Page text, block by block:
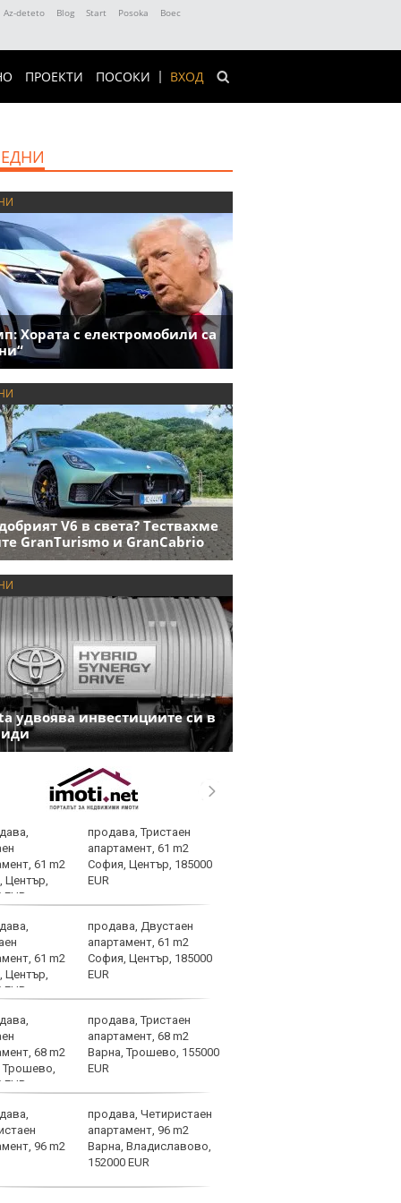
Az-deteto Blog Start Posoka
Boec
ВХОД
ПРОЕКТИ ПОСОКИ
Хората с електромобили са
V6 в света? Тествахме
GranTurismo и GranCabrio
удвоява инвестициите си в
продава, Тристаен
апартамент, 61 m2
София, Център, 185000
EUR
продава, Двустаен
апартамент, 61 m2
София, Център, 185000
EUR
продава, Тристаен
апартамент, 68 m2
Варна, Трошево, 155000
EUR
продава, Четиристаен
апартамент, 96 m2
Варна, Владиславово,
152000 EUR